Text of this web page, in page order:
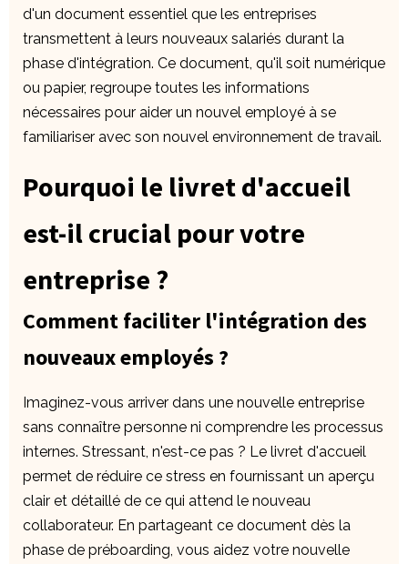
d'un document essentiel que les entreprises
transmettent à leurs nouveaux salariés durant la
phase d'intégration. Ce document, qu'il soit numérique
ou papier, regroupe toutes les informations
nécessaires pour aider un nouvel employé à se
familiariser avec son nouvel environnement de travail.
Pourquoi le livret d'accueil
est-il crucial pour votre
entreprise ?
Comment faciliter l'intégration des
nouveaux employés ?
Imaginez-vous arriver dans une nouvelle entreprise
sans connaître personne ni comprendre les processus
internes. Stressant, n'est-ce pas ? Le livret d'accueil
permet de réduire ce stress en fournissant un aperçu
clair et détaillé de ce qui attend le nouveau
collaborateur. En partageant ce document dès la
phase de préboarding, vous aidez votre nouvelle